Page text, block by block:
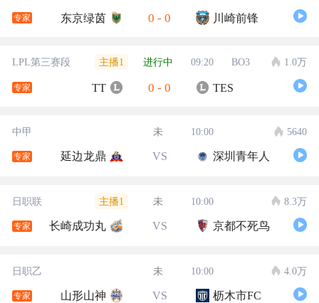
专家 东京绿茵 0 - 0 川崎前锋
LPL第三赛段 主播1 进行中 09:20 BO3 1.0万
专家 TT 0 - 0 TES
中甲 未 10:00 5640
专家 延边龙鼎 VS 深圳青年人
日职联 主播1 未 10:00 8.3万
专家 长崎成功丸 VS 京都不死鸟
日职乙 未 10:00 4.0万
专家 山形山神 VS 枥木市FC